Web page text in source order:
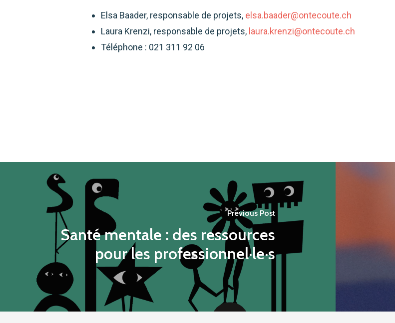
Elsa Baader, responsable de projets, elsa.baader@ontecoute.ch
Laura Krenzi, responsable de projets, laura.krenzi@ontecoute.ch
Téléphone : 021 311 92 06
Previous Post
Santé mentale : des ressources
pour les professionnel·le·s